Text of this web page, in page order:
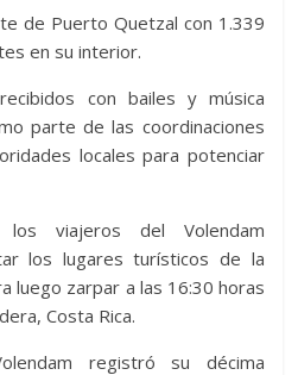
de Puerto Quetzal con 1.339
en su interior.
con bailes y música
parte de las coordinaciones
locales para potenciar
los viajeros del Volendam
los lugares turísticos de la
luego zarpar a las 16:30 horas
Costa Rica.
registró su décima